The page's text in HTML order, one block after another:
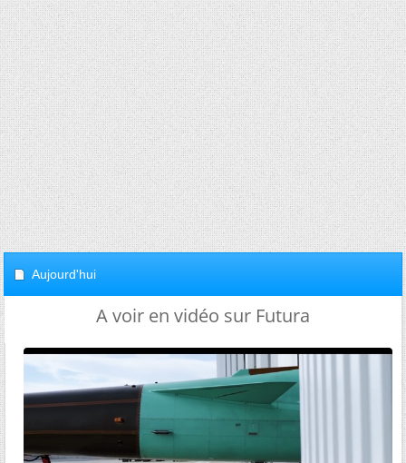
Aujourd'hui
A voir en vidéo sur Futura